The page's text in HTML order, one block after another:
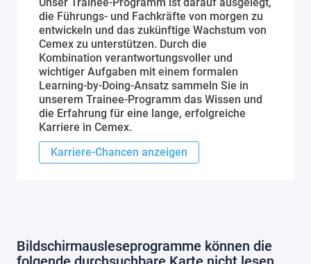
die Führungs- und Fachkräfte von morgen zu
entwickeln und das zukünftige Wachstum von
Cemex zu unterstützen. Durch die
Kombination verantwortungsvoller und
wichtiger Aufgaben mit einem formalen
Learning-by-Doing-Ansatz sammeln Sie in
unserem Trainee-Programm das Wissen und
die Erfahrung für eine lange, erfolgreiche
Karriere in Cemex.
Karriere-Chancen anzeigen
Bildschirmausleseprogramme können die